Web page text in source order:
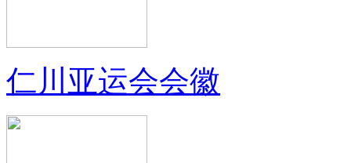
仁川亚运会会徽